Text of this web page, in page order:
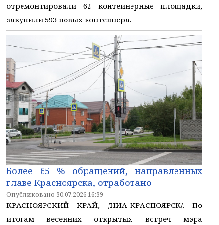
отремонтировали 62 контейнерные площадки,
закупили 593 новых контейнера.
Более 65 % обращений, направленных
главе Красноярска, отработано
Опубликовано 30.07.2026 16:39
КРАСНОЯРСКИЙ КРАЙ, /НИА-КРАСНОЯРСК/. По
итогам весенних открытых встреч мэра